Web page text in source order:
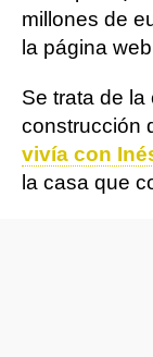
millones de
la página
Se trata de
construcción
vivía con
la casa que